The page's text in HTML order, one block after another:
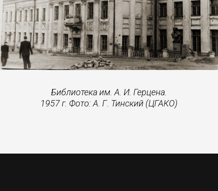
Библиотека им. А. И. Герцена.
1957 г. Фото: А. Г. Тинский (ЦГАКО)